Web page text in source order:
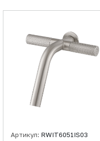
Артикул: RWIT6051IS03